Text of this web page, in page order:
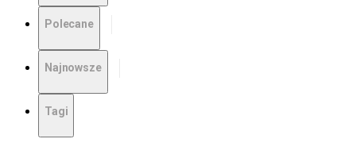
Polecane
Najnowsze
Tagi